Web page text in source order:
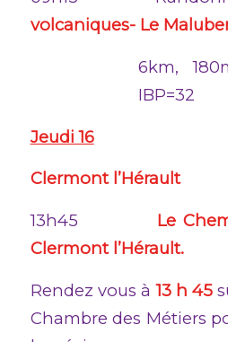
volcaniques- Le
6km,
IBP=32
Jeudi 16
Clermont l’Hérault
13h45 Le
Clermont l’Hérault.
Rendez vous à13 h 45
Chambre des Métiers